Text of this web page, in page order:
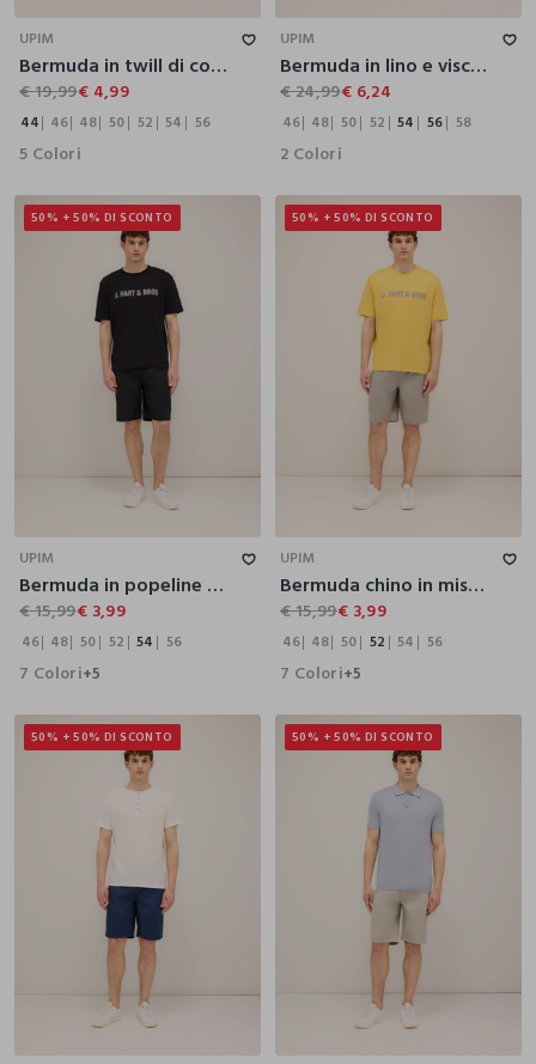
UPIM
Bermuda in twill di cotone uomo
€ 19,99€ 4,99
44 46 48 50 52 54 56
5 Colori
UPIM
Bermuda in lino e viscosa uomo
€ 24,99€ 6,24
46 48 50 52 54 56 58
2 Colori
50% + 50% DI SCONTO
56
UPIM
Bermuda in popeline misto cotone uomo
€ 15,99€ 3,99
46 48 50 52 54 56
7 Colori+5
50% + 50% DI SCONTO
52 54
UPIM
Bermuda chino in misto cotone uomo
€ 15,99€ 3,99
46 48 50 52 54 56
7 Colori+5
50% + 50% DI SCONTO 50% + 50% DI SCONTO
52 54